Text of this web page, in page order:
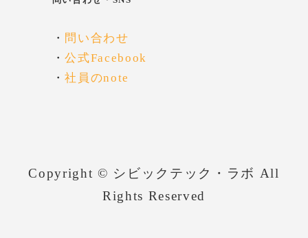
・ 問い合わせ
・公式Facebook
・社員のnote
Copyright © シビックテック・ラボ All
Rights Reserved